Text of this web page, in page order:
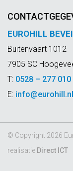
EUROHILL
Buitenvaart 1012
7905 SC
T: 0528 – 277 010
E: info@eurohill.nl
© Copyright 2026
realisatie Direct ICT